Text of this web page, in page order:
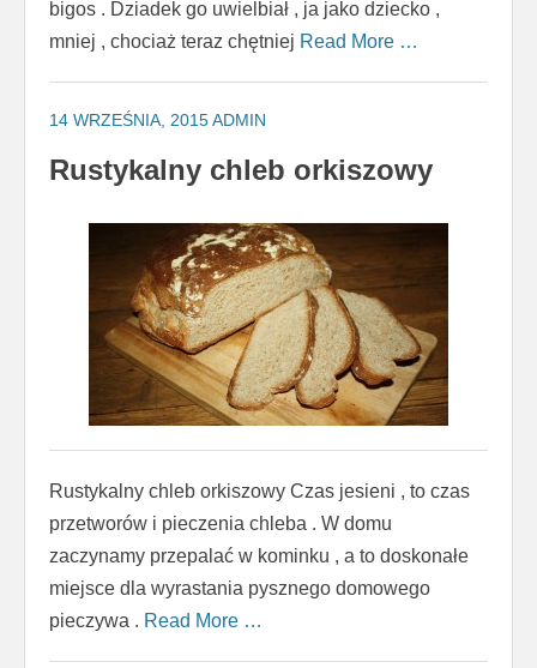
bigos . Dziadek go uwielbiał , ja jako dziecko ,
mniej , chociaż teraz chętniej Read More …
14 WRZEŚNIA, 2015ADMIN
Rustykalny chleb orkiszowy
Rustykalny chleb orkiszowy Czas jesieni , to czas
przetworów i pieczenia chleba . W domu
zaczynamy przepalać w kominku , a to doskonałe
miejsce dla wyrastania pysznego domowego
pieczywa . Read More …